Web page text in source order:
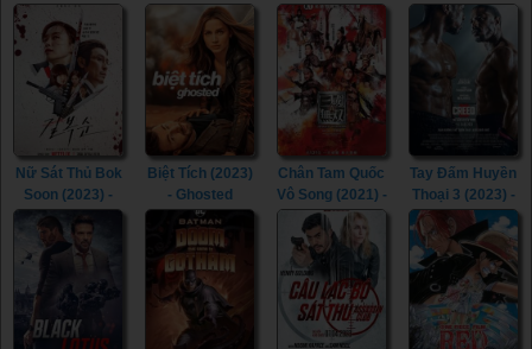
Peter Pan &
Wendy (2023)
Mother's Day
(2023)
Mãi (2023) -
Mighty Morphin
Power Rangers:
Once & Always
(2023)
(2023) - John
Wick: Chapter 4
Nữ Sát Thủ Bok
Soon (2023) -
(2023)
Biệt Tích (2023)
- Ghosted
(2023)
Chân Tam Quốc
Vô Song (2021) -
Dynasty
Warriors (2021)
Tay Đấm Huyền
Thoại 3 (2023) -
Creed III (2023)